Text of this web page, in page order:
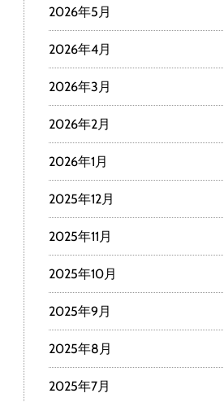
2026年5月
2026年4月
2026年3月
2026年2月
2026年1月
2025年12月
2025年11月
2025年10月
2025年9月
2025年8月
2025年7月